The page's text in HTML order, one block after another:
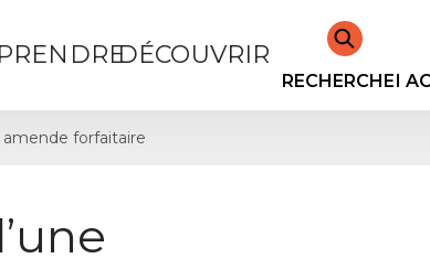
DÉCOUVRIR
RECHERCHER
forfaitaire